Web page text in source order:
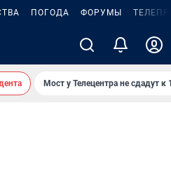
ПОГОДА ФОРУМЫ
Мост у Телецентра не сдадут к